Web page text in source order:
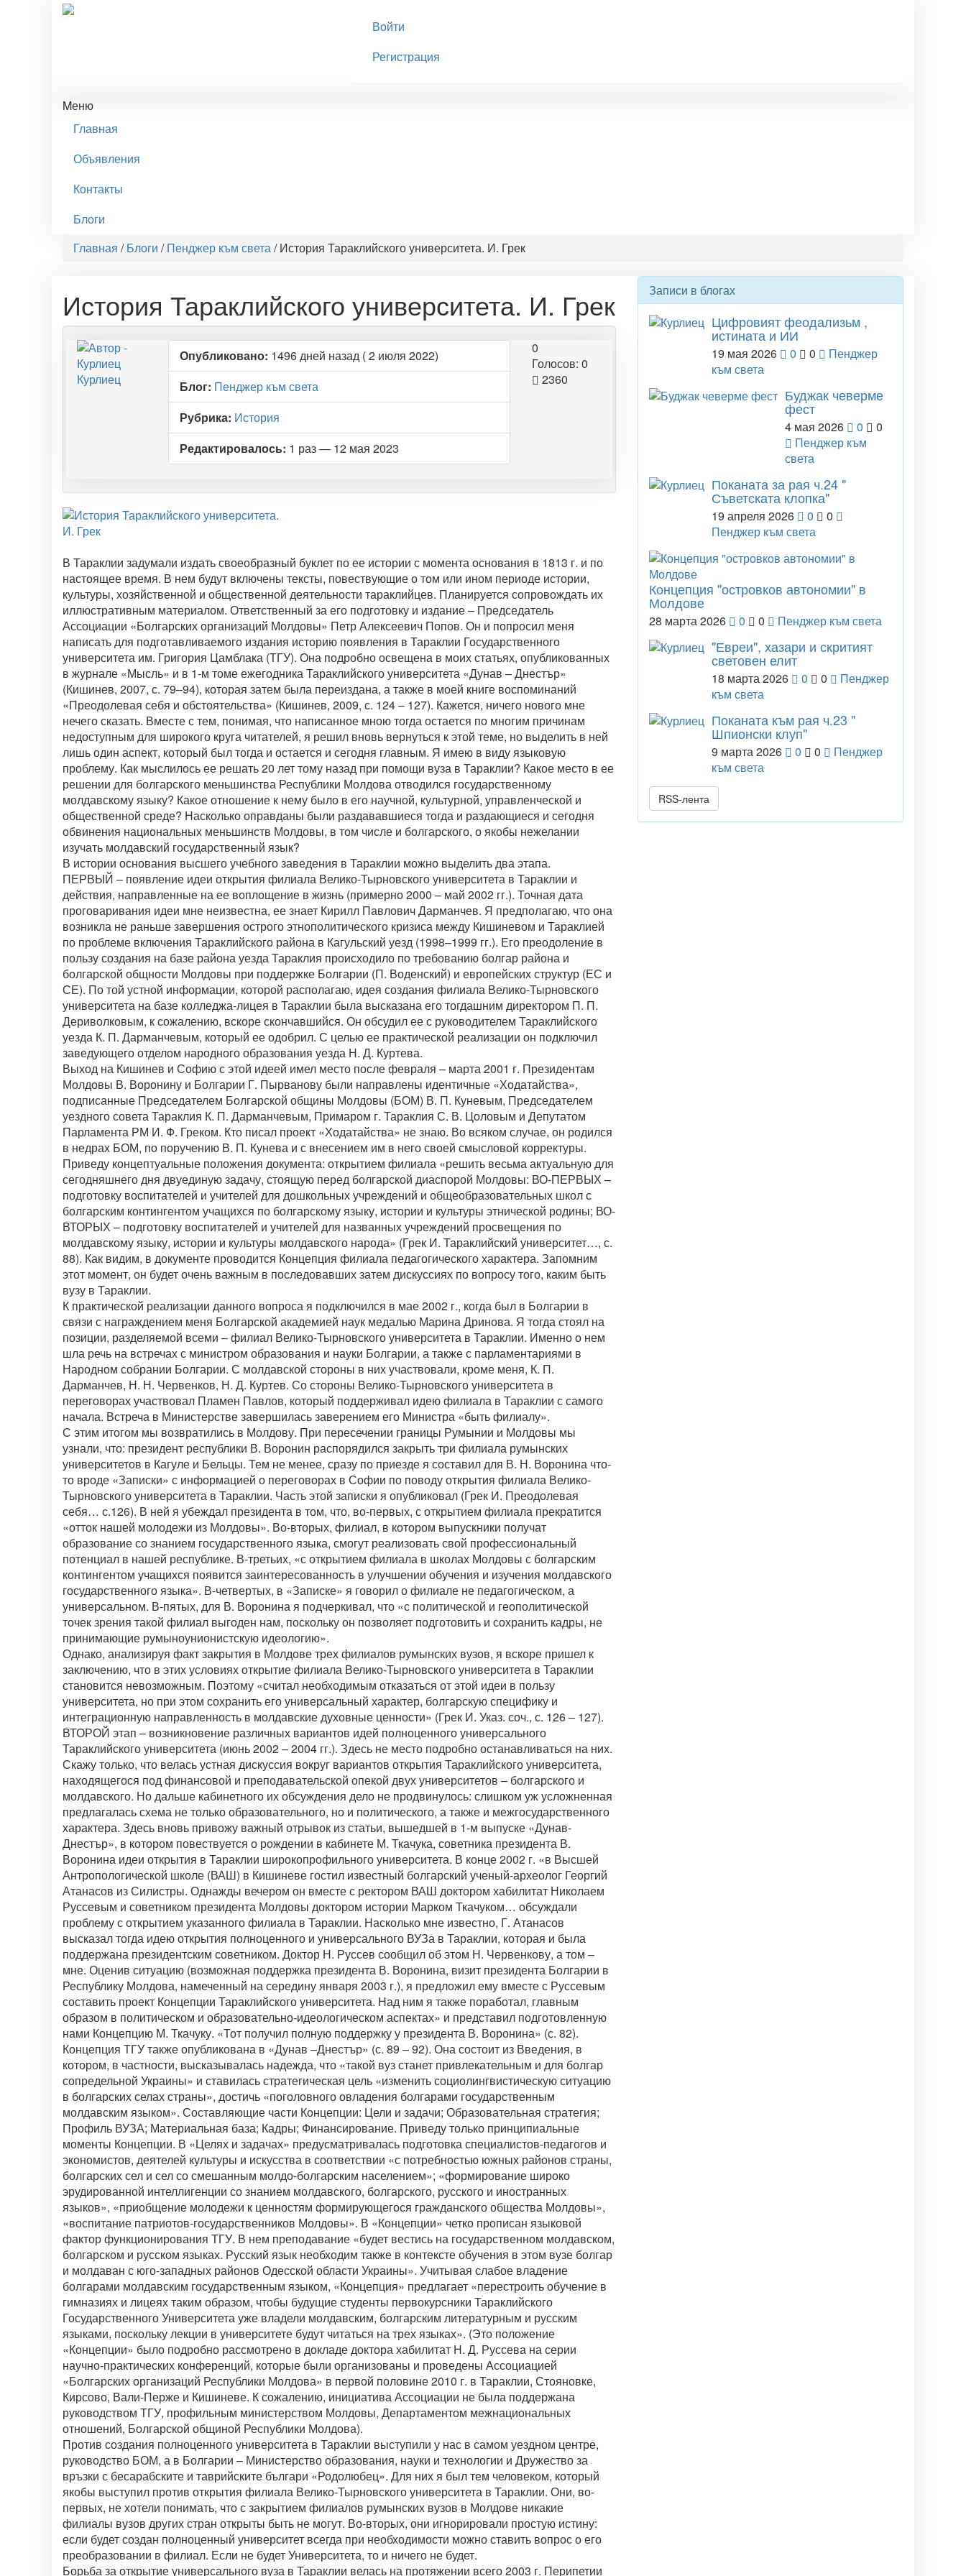
Войти
Регистрация
Mеню
Главная
Объявления
Контакты
Блоги
Главная /Блоги /Пенджер към света/История Тараклийского университета. И. Грек
История Тараклийского университета. И. Грек
Курлиец
Опубликовано: 1496 дней назад ( 2 июля 2022)
Блог: Пенджер към света
Рубрика: История
Редактировалось: 1 раз — 12 мая 2023
0
Голосов: 0
2360
В Тараклии задумали издать своеобразный буклет по ее истории с момента основания в 1813 г. и по
настоящее время. В нем будут включены тексты, повествующие о том или ином периоде истории,
культуры, хозяйственной и общественной деятельности тараклийцев. Планируется сопровождать их
иллюстративным материалом. Ответственный за его подготовку и издание – Председатель
Ассоциации «Болгарских организаций Молдовы» Петр Алексеевич Попов. Он и попросил меня
написать для подготавливаемого издания историю появления в Тараклии Государственного
университета им. Григория Цамблака (ТГУ). Она подробно освещена в моих статьях, опубликованных
в журнале «Мысль» и в 1-м томе ежегодника Тараклийского университета «Дунав – Днестър»
(Кишинев, 2007, с. 79–94), которая затем была переиздана, а также в моей книге воспоминаний
«Преодолевая себя и обстоятельства» (Кишинев, 2009, с. 124 – 127). Кажется, ничего нового мне
нечего сказать. Вместе с тем, понимая, что написанное мною тогда остается по многим причинам
недоступным для широкого круга читателей, я решил вновь вернуться к этой теме, но выделить в ней
лишь один аспект, который был тогда и остается и сегодня главным. Я имею в виду языковую
проблему. Как мыслилось ее решать 20 лет тому назад при помощи вуза в Тараклии? Какое место в ее
решении для болгарского меньшинства Республики Молдова отводился государственному
молдавскому языку? Какое отношение к нему было в его научной, культурной, управленческой и
общественной среде? Насколько оправданы были раздававшиеся тогда и раздающиеся и сегодня
обвинения национальных меньшинств Молдовы, в том числе и болгарского, о якобы нежелании
изучать молдавский государственный язык?
В истории основания высшего учебного заведения в Тараклии можно выделить два этапа.
ПЕРВЫЙ – появление идеи открытия филиала Велико-Тырновского университета в Тараклии и
действия, направленные на ее воплощение в жизнь (примерно 2000 – май 2002 гг.). Точная дата
проговаривания идеи мне неизвестна, ее знает Кирилл Павлович Дарманчев. Я предполагаю, что она
возникла не раньше завершения острого этнополитического кризиса между Кишиневом и Тараклией
по проблеме включения Тараклийского района в Кагульский уезд (1998–1999 гг.). Его преодоление в
пользу создания на базе района уезда Тараклия происходило по требованию болгар района и
болгарской общности Молдовы при поддержке Болгарии (П. Воденский) и европейских структур (ЕС и
СЕ). По той устной информации, которой располагаю, идея создания филиала Велико-Тырновского
университета на базе колледжа-лицея в Тараклии была высказана его тогдашним директором П. П.
Дериволковым, к сожалению, вскоре скончавшийся. Он обсудил ее с руководителем Тараклийского
уезда К. П. Дарманчевым, который ее одобрил. С целью ее практической реализации он подключил
заведующего отделом народного образования уезда Н. Д. Куртева.
Выход на Кишинев и Софию с этой идеей имел место после февраля – марта 2001 г. Президентам
Молдовы В. Воронину и Болгарии Г. Пырванову были направлены идентичные «Ходатайства»,
подписанные Председателем Болгарской общины Молдовы (БОМ) В. П. Куневым, Председателем
уездного совета Тараклия К. П. Дарманчевым, Примаром г. Тараклия С. В. Цоловым и Депутатом
Парламента РМ И. Ф. Греком. Кто писал проект «Ходатайства» не знаю. Во всяком случае, он родился
в недрах БОМ, по поручению В. П. Кунева и с внесением им в него своей смысловой корректуры.
Приведу концептуальные положения документа: открытием филиала «решить весьма актуальную для
сегодняшнего дня двуединую задачу, стоящую перед болгарской диаспорой Молдовы: ВО-ПЕРВЫХ –
подготовку воспитателей и учителей для дошкольных учреждений и общеобразовательных школ с
болгарским контингентом учащихся по болгарскому языку, истории и культуры этнической родины; ВО-
ВТОРЫХ – подготовку воспитателей и учителей для названных учреждений просвещения по
молдавскому языку, истории и культуры молдавского народа» (Грек И. Тараклийский университет…, с.
88). Как видим, в документе проводится Концепция филиала педагогического характера. Запомним
этот момент, он будет очень важным в последовавших затем дискуссиях по вопросу того, каким быть
вузу в Тараклии.
К практической реализации данного вопроса я подключился в мае 2002 г., когда был в Болгарии в
связи с награждением меня Болгарской академией наук медалью Марина Дринова. Я тогда стоял на
позиции, разделяемой всеми – филиал Велико-Тырновского университета в Тараклии. Именно о нем
шла речь на встречах с министром образования и науки Болгарии, а также с парламентариями в
Народном собрании Болгарии. С молдавской стороны в них участвовали, кроме меня, К. П.
Дарманчев, Н. Н. Червенков, Н. Д. Куртев. Со стороны Велико-Тырновского университета в
переговорах участвовал Пламен Павлов, который поддерживал идею филиала в Тараклии с самого
начала. Встреча в Министерстве завершилась заверением его Министра «быть филиалу».
С этим итогом мы возвратились в Молдову. При пересечении границы Румынии и Молдовы мы
узнали, что: президент республики В. Воронин распорядился закрыть три филиала румынских
университетов в Кагуле и Бельцы. Тем не менее, сразу по приезде я составил для В. Н. Воронина что-
то вроде «Записки» с информацией о переговорах в Софии по поводу открытия филиала Велико-
Тырновского университета в Тараклии. Часть этой записки я опубликовал (Грек И. Преодолевая
себя… с.126). В ней я убеждал президента в том, что, во-первых, с открытием филиала прекратится
«отток нашей молодежи из Молдовы». Во-вторых, филиал, в котором выпускники получат
образование со знанием государственного языка, смогут реализовать свой профессиональный
потенциал в нашей республике. В-третьих, «с открытием филиала в школах Молдовы с болгарским
контингентом учащихся появится заинтересованность в улучшении обучения и изучения молдавского
государственного языка». В-четвертых, в «Записке» я говорил о филиале не педагогическом, а
универсальном. В-пятых, для В. Воронина я подчеркивал, что «с политической и геополитической
точек зрения такой филиал выгоден нам, поскольку он позволяет подготовить и сохранить кадры, не
принимающие румыноунионистскую идеологию».
Однако, анализируя факт закрытия в Молдове трех филиалов румынских вузов, я вскоре пришел к
заключению, что в этих условиях открытие филиала Велико-Тырновского университета в Тараклии
становится невозможным. Поэтому «считал необходимым отказаться от этой идеи в пользу
университета, но при этом сохранить его универсальный характер, болгарскую специфику и
интеграционную направленность в молдавские духовные ценности» (Грек И. Указ. соч., с. 126 – 127).
ВТОРОЙ этап – возникновение различных вариантов идей полноценного универсального
Тараклийского университета (июнь 2002 – 2004 гг.). Здесь не место подробно останавливаться на них.
Скажу только, что велась устная дискуссия вокруг вариантов открытия Тараклийского университета,
находящегося под финансовой и преподавательской опекой двух университетов – болгарского и
молдавского. Но дальше кабинетного их обсуждения дело не продвинулось: слишком уж усложненная
предлагалась схема не только образовательного, но и политического, а также и межгосударственного
характера. Здесь вновь привожу важный отрывок из статьи, вышедшей в 1-м выпуске «Дунав-
Днестър», в котором повествуется о рождении в кабинете М. Ткачука, советника президента В.
Воронина идеи открытия в Тараклии широкопрофильного университета. В конце 2002 г. «в Высшей
Антропологической школе (ВАШ) в Кишиневе гостил известный болгарский ученый-археолог Георгий
Атанасов из Силистры. Однажды вечером он вместе с ректором ВАШ доктором хабилитат Николаем
Руссевым и советником президента Молдовы доктором истории Марком Ткачуком… обсуждали
проблему с открытием указанного филиала в Тараклии. Насколько мне известно, Г. Атанасов
высказал тогда идею открытия полноценного и универсального ВУЗа в Тараклии, которая и была
поддержана президентским советником. Доктор Н. Руссев сообщил об этом Н. Червенкову, а том –
мне. Оценив ситуацию (возможная поддержка президента В. Воронина, визит президента Болгарии в
Республику Молдова, намеченный на середину января 2003 г.), я предложил ему вместе с Руссевым
составить проект Концепции Тараклийского университета. Над ним я также поработал, главным
образом в политическом и образовательно-идеологическом аспектах» и представил подготовленную
нами Концепцию М. Ткачуку. «Тот получил полную поддержку у президента В. Воронина» (с. 82).
Концепция ТГУ также опубликована в «Дунав –Днестър» (с. 89 – 92). Она состоит из Введения, в
котором, в частности, высказывалась надежда, что «такой вуз станет привлекательным и для болгар
сопредельной Украины» и ставилась стратегическая цель «изменить социолингвистическую ситуацию
в болгарских селах страны», достичь «поголовного овладения болгарами государственным
молдавским языком». Составляющие части Концепции: Цели и задачи; Образовательная стратегия;
Профиль ВУЗА; Материальная база; Кадры; Финансирование. Приведу только принципиальные
моменты Концепции. В «Целях и задачах» предусматривалась подготовка специалистов-педагогов и
экономистов, деятелей культуры и искусства в соответствии «с потребностью южных районов страны,
болгарских сел и сел со смешанным молдо-болгарским населением»; «формирование широко
эрудированной интеллигенции со знанием молдавского, болгарского, русского и иностранных
языков», «приобщение молодежи к ценностям формирующегося гражданского общества Молдовы»,
«воспитание патриотов-государственников Молдовы». В «Концепции» четко прописан языковой
фактор функционирования ТГУ. В нем преподавание «будет вестись на государственном молдавском,
болгарском и русском языках. Русский язык необходим также в контексте обучения в этом вузе болгар
и молдаван с юго-западных районов Одесской области Украины». Учитывая слабое владение
болгарами молдавским государственным языком, «Концепция» предлагает «перестроить обучение в
гимназиях и лицеях таким образом, чтобы будущие студенты первокурсники Тараклийского
Государственного Университета уже владели молдавским, болгарским литературным и русским
языками, поскольку лекции в университете будут читаться на трех языках». (Это положение
«Концепции» было подробно рассмотрено в докладе доктора хабилитат Н. Д. Руссева на серии
научно-практических конференций, которые были организованы и проведены Ассоциацией
«Болгарских организаций Республики Молдова» в первой половине 2010 г. в Тараклии, Стояновке,
Кирсово, Вали-Перже и Кишиневе. К сожалению, инициатива Ассоциации не была поддержана
руководством ТГУ, профильным министерством Молдовы, Департаментом межнациональных
отношений, Болгарской общиной Республики Молдова).
Против создания полноценного университета в Тараклии выступили у нас в самом уездном центре,
руководство БОМ, а в Болгарии – Министерство образования, науки и технологии и Дружество за
връзки с бесарабските и таврийските българи «Родолюбец». Для них я был тем человеком, который
якобы выступил против открытия филиала Велико-Тырновского университета в Тараклии. Они, во-
первых, не хотели понимать, что с закрытием филиалов румынских вузов в Молдове никакие
филиалы вузов других стран открыты быть не могут. Во-вторых, они игнорировали простую истину:
если будет создан полноценный университет всегда при необходимости можно ставить вопрос о его
преобразовании в филиал. Если не будет Университета, то и ничего не будет.
Борьба за открытие универсального вуза в Тараклии велась на протяжении всего 2003 г. Перипетии
Записи в блогах
Цифровият феодализьм ,
истината и ИИ
19 мая 2026 0 0
Пенджер
към света
Буджак чеверме
фест
4 мая 2026 0
0
Пенджер към
света
Поканата за рая ч.24 "
Съветската клопка"
19 апреля 2026 0
0
Пенджер към света
Концепция "островков автономии" в
Молдове
28 марта 2026 0 0 Пенджер към света
"Евреи", хазари и скритият
световен елит
18 марта 2026 0 0
Пенджер
към света
Поканата към рая ч.23 "
Шпионски клуп"
9 марта 2026 0 0
Пенджер
към света
RSS-лента